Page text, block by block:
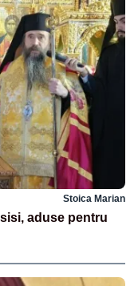
Stoica Marian
aduse pentru